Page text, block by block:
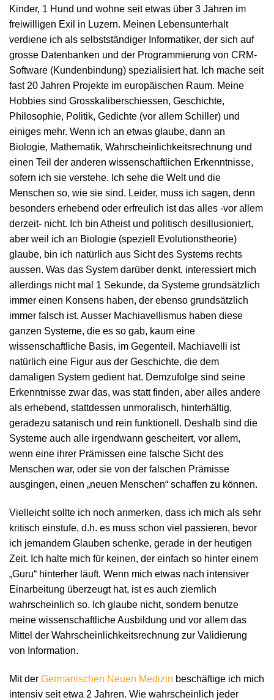
Kinder, 1 Hund und wohne seit etwas über 3 Jahren im
freiwilligen Exil in Luzern. Meinen Lebensunterhalt
verdiene ich als selbstständiger Informatiker, der sich auf
grosse Datenbanken und der Programmierung von CRM-
Software (Kundenbindung) spezialisiert hat. Ich mache seit
fast 20 Jahren Projekte im europäischen Raum. Meine
Hobbies sind Grosskaliberschiessen, Geschichte,
Philosophie, Politik, Gedichte (vor allem Schiller) und
einiges mehr. Wenn ich an etwas glaube, dann an
Biologie, Mathematik, Wahrscheinlichkeitsrechnung und
einen Teil der anderen wissenschaftlichen Erkenntnisse,
sofern ich sie verstehe. Ich sehe die Welt und die
Menschen so, wie sie sind. Leider, muss ich sagen, denn
besonders erhebend oder erfreulich ist das alles -vor allem
derzeit- nicht. Ich bin Atheist und politisch desillusioniert,
aber weil ich an Biologie (speziell Evolutionstheorie)
glaube, bin ich natürlich aus Sicht des Systems rechts
aussen. Was das System darüber denkt, interessiert mich
allerdings nicht mal 1 Sekunde, da Systeme grundsätzlich
immer einen Konsens haben, der ebenso grundsätzlich
immer falsch ist. Ausser Machiavellismus haben diese
ganzen Systeme, die es so gab, kaum eine
wissenschaftliche Basis, im Gegenteil. Machiavelli ist
natürlich eine Figur aus der Geschichte, die dem
damaligen System gedient hat. Demzufolge sind seine
Erkenntnisse zwar das, was statt finden, aber alles andere
als erhebend, stattdessen unmoralisch, hinterhältig,
geradezu satanisch und rein funktionell. Deshalb sind die
Systeme auch alle irgendwann gescheitert, vor allem,
wenn eine ihrer Prämissen eine falsche Sicht des
Menschen war, oder sie von der falschen Prämisse
ausgingen, einen „neuen Menschen“ schaffen zu können.
Vielleicht sollte ich noch anmerken, dass ich mich als sehr
kritisch einstufe, d.h. es muss schon viel passieren, bevor
ich jemandem Glauben schenke, gerade in der heutigen
Zeit. Ich halte mich für keinen, der einfach so hinter einem
„Guru“ hinterher läuft. Wenn mich etwas nach intensiver
Einarbeitung überzeugt hat, ist es auch ziemlich
wahrscheinlich so. Ich glaube nicht, sondern benutze
meine wissenschaftliche Ausbildung und vor allem das
Mittel der Wahrscheinlichkeitsrechnung zur Validierung
von Information.
Mit der Germanischen Neuen Medizin beschäftige ich mich
intensiv seit etwa 2 Jahren. Wie wahrscheinlich jeder